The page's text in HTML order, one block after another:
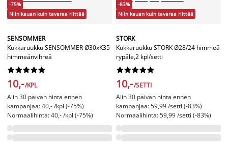
-75%
Niin kauan kuin tavaraa riittää
SENSOMMER
Kukkaruukku SENSOMMER Ø30xK35
himmeänvihreä






10,-/KPL
Alin 30 päivän hinta ennen
kampanjaa: 40,- /kpl (-75%)
Normaalihinta: 40,- /kpl (-75%)
-83%
Niin kauan kuin tavaraa riittää
STORK
Kukkaruukku STORK Ø28/24 himmeä
rypäle,2 kpl/setti






10,-/SETTI
Alin 30 päivän hinta ennen
kampanjaa: 59,99 /setti (-83%)
Normaalihinta: 59,99 /setti (-83%)